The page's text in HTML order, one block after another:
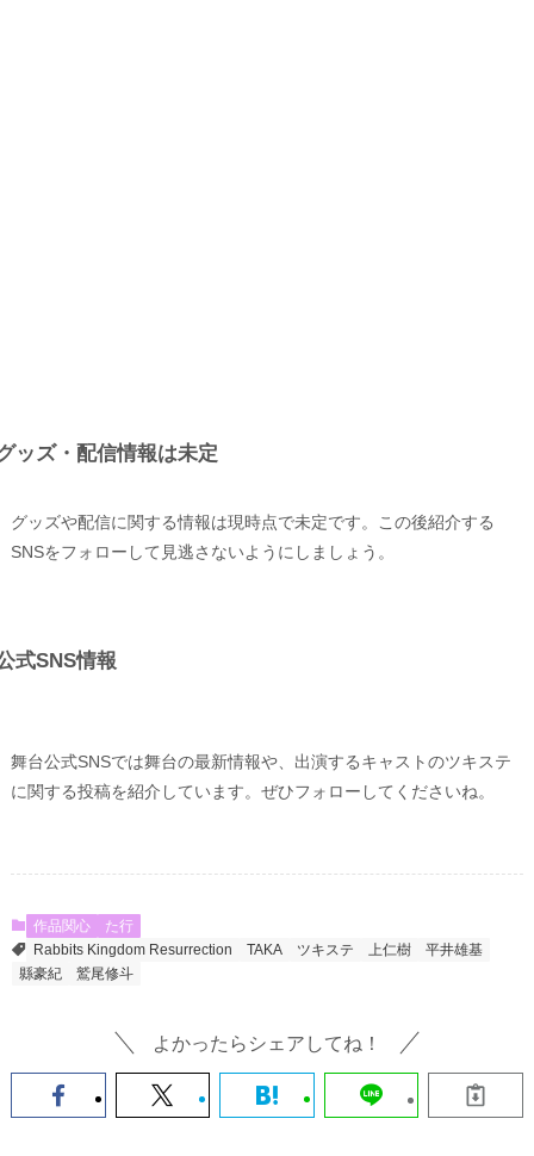
ッズ・配信情報は未定
グッズや配信に関する情報は現時点で未定です。この後紹介する
SNSをフォローして見逃さないようにしましょう。
式SNS情報
舞台公式SNSでは舞台の最新情報や、出演するキャストのツキステ
に関する投稿を紹介しています。ぜひフォローしてくださいね。
作品関心
た行
Rabbits Kingdom Resurrection
TAKA ツキステ 上仁樹
平井雄基
縣豪紀
鷲尾修斗
よかったらシェアしてね！